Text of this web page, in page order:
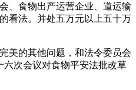
、食物出产运营企业、道运输
看法。并处五万元以上五十万
的其他问题，和法令委员会
六次会议对食物平安法批改草